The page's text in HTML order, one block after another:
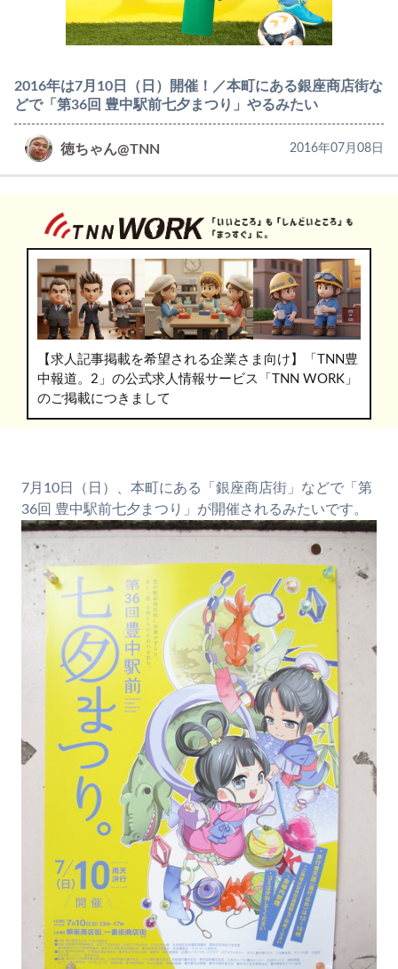
2016年は7月10日（日）開催！／本町にある銀座商店街な
どで「第36回 豊中駅前七夕まつり」やるみたい
徳ちゃん@TNN 2016年07月08日
【求人記事掲載を希望される企業さま向け】「TNN豊
中報道。2」の公式求人情報サービス「TNN WORK」
のご掲載につきまして
7月10日（日）、本町にある「銀座商店街」などで「第
36回 豊中駅前七夕まつり」が開催されるみたいです。